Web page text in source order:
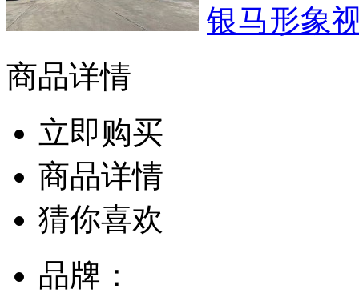
银马形象
商品详情
立即购买
商品详情
猜你喜欢
品牌：